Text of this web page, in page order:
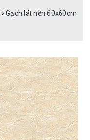
Gạch lát nền 60x60cm